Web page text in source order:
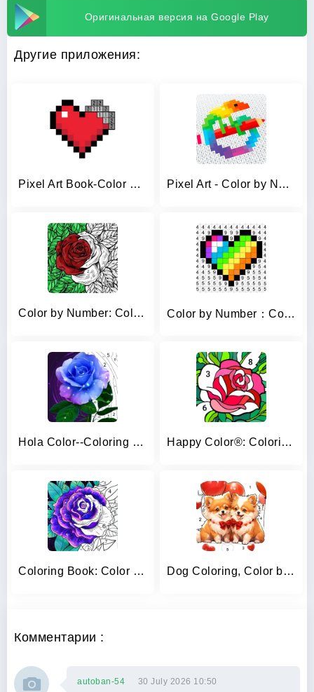
Оригинальная версия на Google Play
Другие приложения:
Pixel Art Book-Color By Number Pixel Art - Color by Number
Color by Number: Coloring Book Color by Number：Coloring Games
Hola Color--Coloring by Number Happy Color®: Coloring Book
Coloring Book: Color by Number Dog Coloring, Color by number
Комментарии :
autoban-54 30 July 2026 10:50